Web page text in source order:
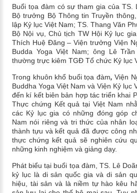
Buổi tọa đàm có sự tham gia của TS.
Bộ trưởng Bộ Thông tin Truyền
lập Kỷ lục Việt Nam; TS. Thang Văn
Bộ Nội vụ, Chủ tịch TW Hội Kỷ lục
Thích Huệ Đăng – Viện trưởng Viện
Budda Yoga Việt Nam; ông Lê
thường trực kiêm TGĐ Tổ chức Kỷ lục
Trong khuôn khổ buổi tọa đàm,Viện
Buddha Yoga Việt Nam và Viện Kỷ lục
đến kí kết biên bản hợp tác triển khai
Thực chứng Kết quả tại Việt Nam
các Kỷ lục gia có những đóng góp
Nam nói riêng và tri thức của nhân
thành tựu và kết quả đã được công
thực chứng kết quả sẽ nghiên cứu
những kinh nghiệm và giảng dạy.
Phát biểu tại buổi tọa đàm, TS. Lê
kỷ lục là di sản quốc gia và di sản
hiệu, tài sản và là niềm tự hào kêu